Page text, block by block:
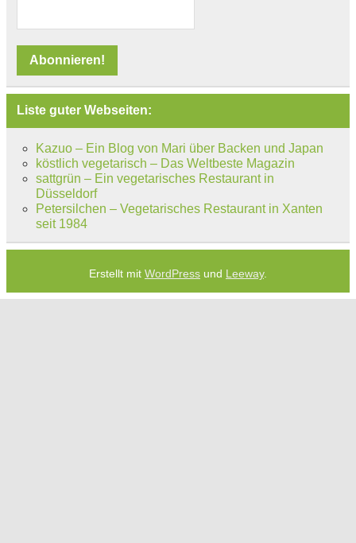
Liste guter Webseiten:
Kazuo – Ein Blog von Mari über Backen und Japan
köstlich vegetarisch – Das Weltbeste Magazin
sattgrün – Ein vegetarisches Restaurant in
Düsseldorf
Petersilchen – Vegetarisches Restaurant in Xanten
seit 1984
Erstellt mit WordPress und Leeway.